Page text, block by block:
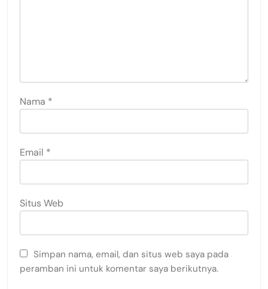
Nama *
Email *
Situs Web
Simpan nama, email, dan situs web saya pada
peramban ini untuk komentar saya berikutnya.